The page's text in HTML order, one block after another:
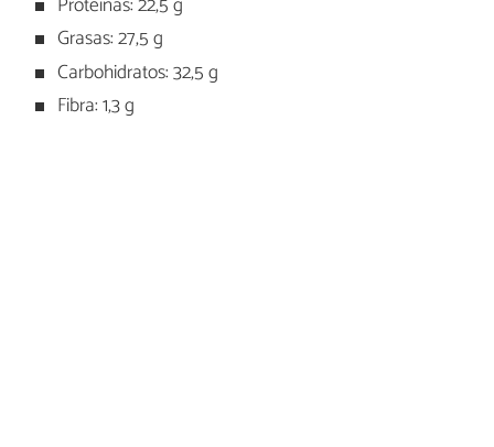
Grasas: 27,5 g
Carbohidratos: 32,5 g
Fibra: 1,3 g